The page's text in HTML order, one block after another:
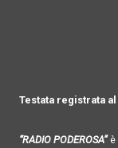
Testata registrata al
“RADIO PODEROSA”è